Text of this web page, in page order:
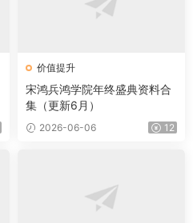
价值提升
宋鸿兵鸿学院年终盛典资料合
集（更新6月）
2026-06-06 12